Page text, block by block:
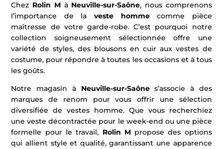
Chez Rolin Mà Neuville-sur-Saône, nous comprenons
l’importance de la veste hommecomme pièce
maîtresse de votre garde-robe. C’est pourquoi notre
collection soigneusement sélectionnée offre une
variété de styles, des blousons en cuir aux vestes de
costume, pour répondre à toutes les occasions et à tous
les goûts.
Notre magasin à Neuville-sur-Saônes’associe à des
marques de renom pour vous offrir une sélection
diversifiée de vestes homme. Que vous recherchiez
une veste décontractée pour le week-end ou une pièce
formelle pour le travail, Rolin Mpropose des options
qui allient style et qualité, garantissant une apparence